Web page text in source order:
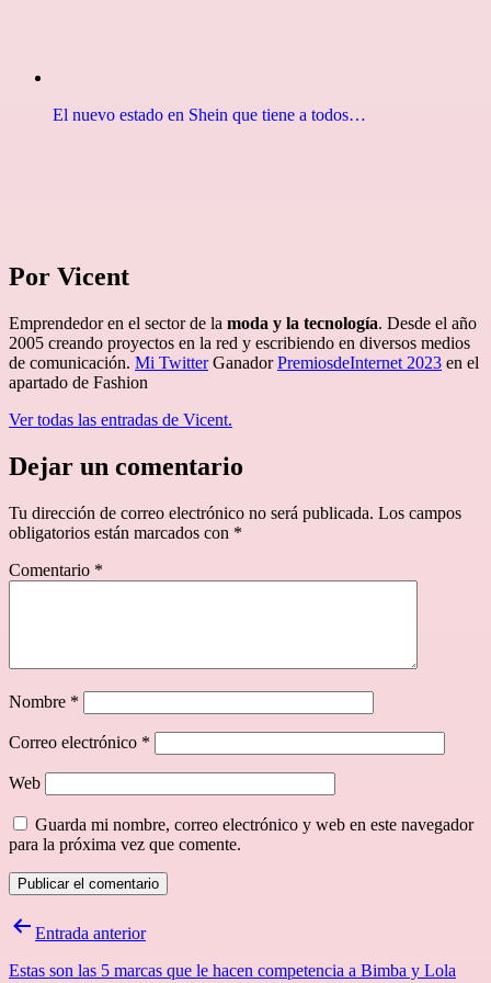
El nuevo estado en Shein que tiene a todos…
Por Vicent
Emprendedor en el sector de la moda y la tecnología. Desde el año
2005 creando proyectos en la red y escribiendo en diversos medios
de comunicación. Mi TwitterGanadorPremiosdeInternet 2023 en el
apartado de Fashion
Ver todas las entradas de Vicent.
Dejar un comentario
Tu dirección de correo electrónico no será publicada. Los campos
obligatorios están marcados con *
Comentario *
Nombre *
Correo electrónico *
Web
Guarda mi nombre, correo electrónico y web en este navegador
para la próxima vez que comente.
Navegación
Entrada anterior
Estas son las 5 marcas que le hacen competencia a Bimba y Lola